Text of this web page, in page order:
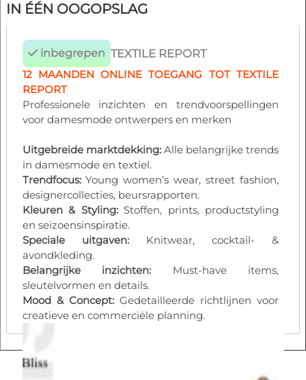
IN ÉÉN OOGOPSLAG
inbegrepen TEXTILE REPORT
12 MAANDEN ONLINE TOEGANG TOT TEXTILE
REPORT
Professionele inzichten en trendvoorspellingen
voor damesmode ontwerpers en merken
Uitgebreide marktdekking:Alle belangrijke trends
in damesmode en textiel.
Trendfocus:Young women’s wear, street fashion,
designercollecties, beursrapporten.
Kleuren & Styling:Stoffen, prints, productstyling
en seizoensinspiratie.
Speciale uitgaven:Knitwear, cocktail- &
avondkleding.
Belangrijke inzichten: Must-have items,
sleutelvormen en details.
Mood & Concept:Gedetailleerde richtlijnen voor
creatieve en commerciële planning.